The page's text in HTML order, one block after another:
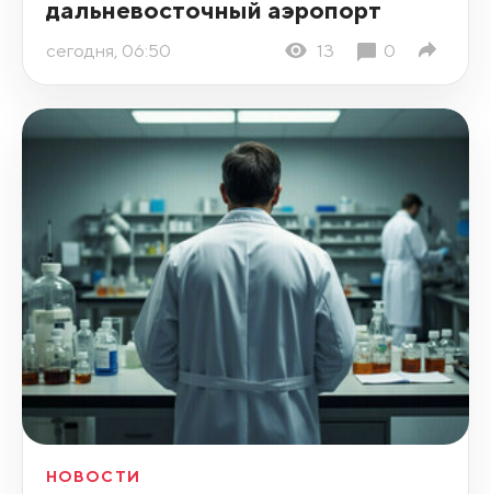
дальневосточный аэропорт
сегодня, 06:50 13 0
НОВОСТИ